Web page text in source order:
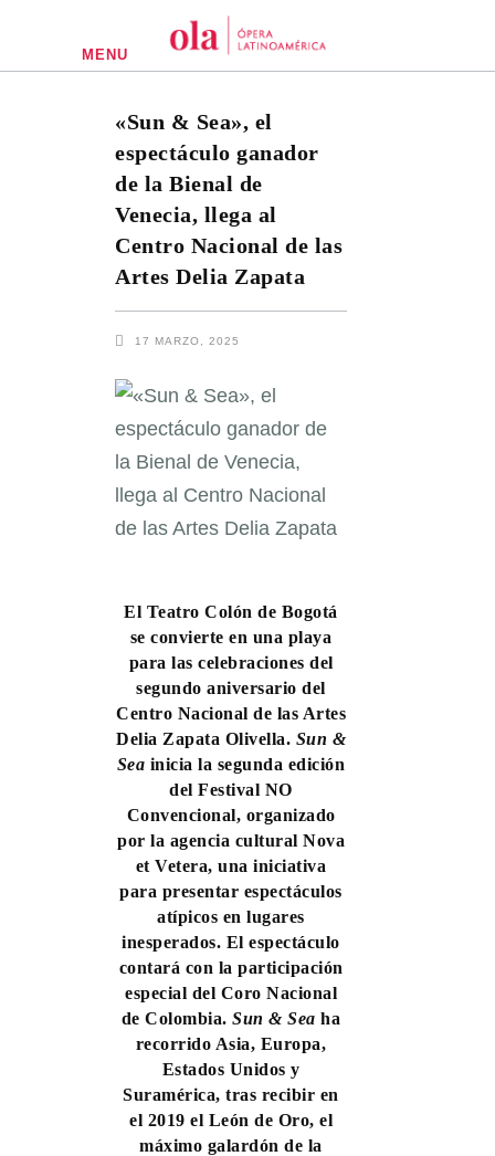
MENU
«Sun & Sea», el
espectáculo ganador
de la Bienal de
Venecia, llega al
Centro Nacional de las
Artes Delia Zapata
17 MARZO, 2025
El Teatro Colón de Bogotá
se convierte en una playa
para las celebraciones del
segundo aniversario del
Centro Nacional de las Artes
Delia Zapata Olivella. Sun &
Sea inicia la segunda edición
del Festival NO
Convencional, organizado
por la agencia cultural Nova
et Vetera, una iniciativa
para presentar espectáculos
atípicos en lugares
inesperados. El espectáculo
contará con la participación
especial del Coro Nacional
de Colombia.Sun & Sea ha
recorrido Asia, Europa,
Estados Unidos y
Suramérica, tras recibir en
el 2019 el León de Oro, el
máximo galardón de la